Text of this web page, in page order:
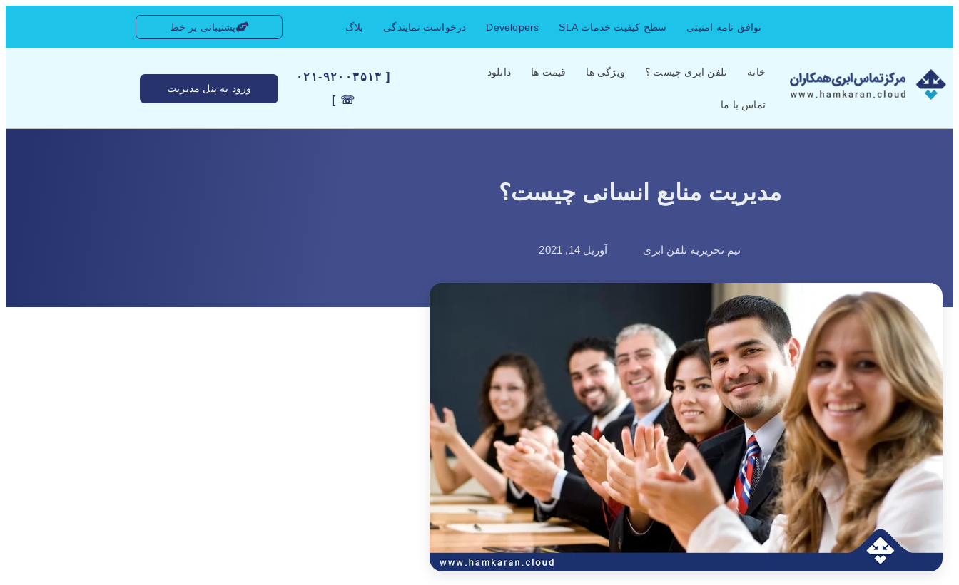
توافق نامه امنیتی سطح کیفیت خدمات SLA Developers درخواست نمایندگی بلاگ پشتیبانی بر خط
خانه تلفن ابری چیست ؟ ویژگی ها قیمت ها دانلود
تماس با ما
[ ۰۲۱-۹۲۰۰۳۵۱۳
☏ ]
ورود به پنل مدیریت
مدیریت منابع انسانی چیست؟
تیم تحریریه تلفن ابری آوریل 14, 2021